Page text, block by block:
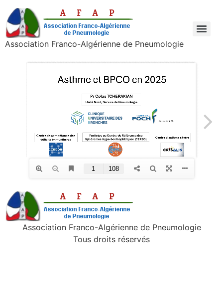
Association Franco-Algérienne de Pneumologie
Association Franco-Algérienne de Pneumologie
Tous droits réservés